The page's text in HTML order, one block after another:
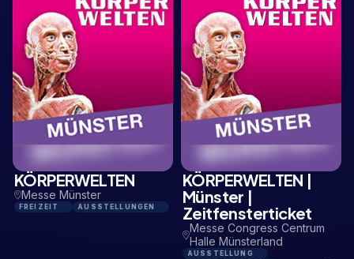
1,9 KM
KÖRPERWELTEN
Messe Münster
FREIZEIT AUSSTELLUNGEN
1,9 KM
KÖRPERWELTEN |
Münster |
Zeitfensterticket
Messe Congress Centrum
Halle Münsterland
AUSSTELLUNG